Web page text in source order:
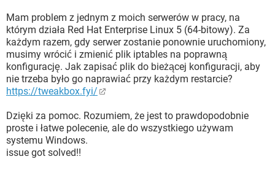
Mam problem z jednym z moich serwerów w pracy, na
którym działa Red Hat Enterprise Linux 5 (64-bitowy). Za
każdym razem, gdy serwer zostanie ponownie uruchomiony,
musimy wrócić i zmienić plik iptables na poprawną
konfigurację. Jak zapisać plik do bieżącej konfiguracji, aby
nie trzeba było go naprawiać przy każdym restarcie?
https://tweakbox.fyi/
Dzięki za pomoc. Rozumiem, że jest to prawdopodobnie
proste i łatwe polecenie, ale do wszystkiego używam
systemu Windows.
issue got solved!!